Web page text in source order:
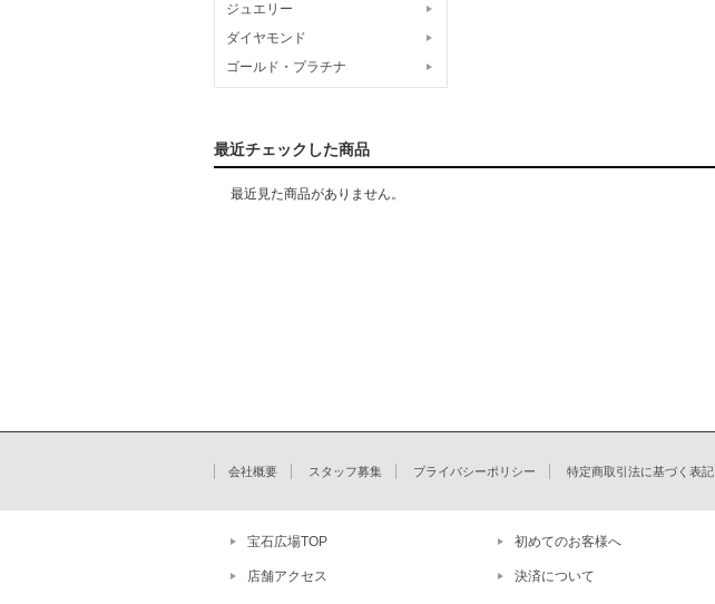
ジュエリー
ダイヤモンド
ゴールド・プラチナ
最近チェックした商品
最近見た商品がありません。
会社概要 スタッフ募集 プライバシーポリシー 特定商取引法に基づく表記
宝石広場TOP
店舗アクセス
初めてのお客様へ
決済について